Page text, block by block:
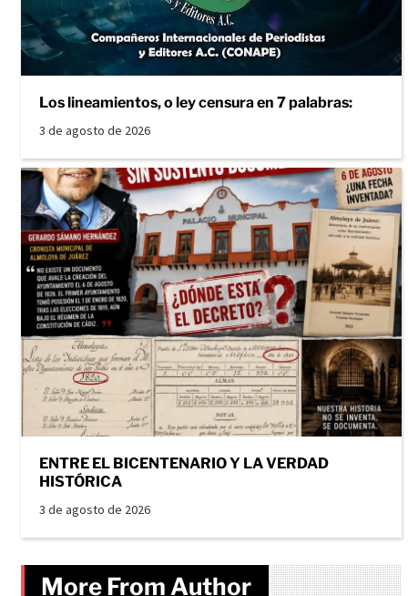
Los lineamientos, o ley censura en 7 palabras:
3 de agosto de 2026
ENTRE EL BICENTENARIO Y LA VERDAD
HISTÓRICA
3 de agosto de 2026
More From Author